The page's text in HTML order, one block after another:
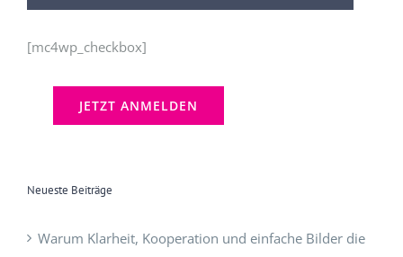
[mc4wp_checkbox]
Neueste Beiträge
Warum Klarheit, Kooperation und einfache Bilder die